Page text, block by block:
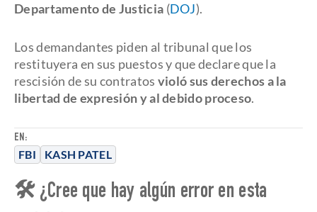
EN:
FBI KASH PATEL
Departamento de Justicia (DOJ).
Los demandantes piden al tribunal que los
restituyera en sus puestos y que declare que la
rescisión de su contratos violó sus derechos a la
libertad de expresión y al debido proceso.
🛠 ¿Cree que hay algún error en esta